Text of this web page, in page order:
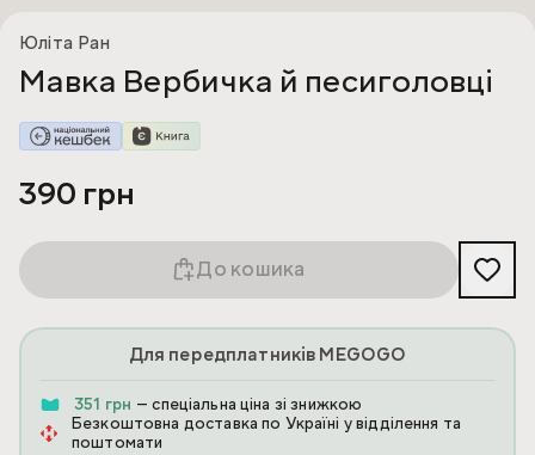
Юліта Ран
Мавка Вербичка й песиголовці
390 грн
До кошика
Для передплатників MEGOGO
351 грн — спеціальна ціна зі знижкою
Безкоштовна доставка по Україні у відділення та
поштомати